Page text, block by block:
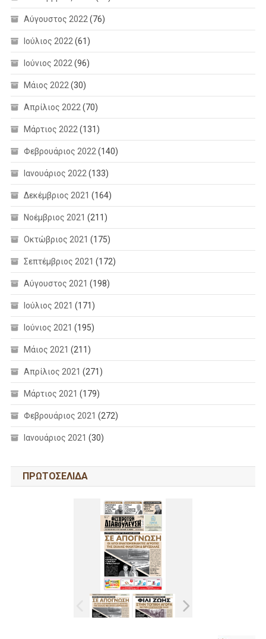
Αύγουστος 2022 (76)
Ιούλιος 2022 (61)
Ιούνιος 2022 (96)
Μάιος 2022 (30)
Απρίλιος 2022 (70)
Μάρτιος 2022 (131)
Φεβρουάριος 2022 (140)
Ιανουάριος 2022 (133)
Δεκέμβριος 2021 (164)
Νοέμβριος 2021 (211)
Οκτώβριος 2021 (175)
Σεπτέμβριος 2021 (172)
Αύγουστος 2021 (198)
Ιούλιος 2021 (171)
Ιούνιος 2021 (195)
Μάιος 2021 (211)
Απρίλιος 2021 (271)
Μάρτιος 2021 (179)
Φεβρουάριος 2021 (272)
Ιανουάριος 2021 (30)
ΠΡΩΤΟΣΕΛΙΔΑ